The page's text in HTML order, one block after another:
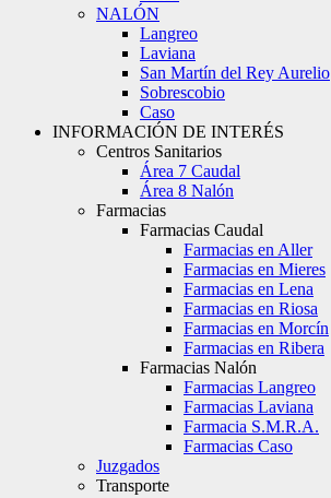
NALÓN
Langreo
Laviana
San Martín del Rey Aurelio
Sobrescobio
Caso
INFORMACIÓN DE INTERÉS
Centros Sanitarios
Área 7 Caudal
Área 8 Nalón
Farmacias
Farmacias Caudal
Farmacias en Aller
Farmacias en Mieres
Farmacias en Lena
Farmacias en Riosa
Farmacias en Morcín
Farmacias en Ribera
Farmacias Nalón
Farmacias Langreo
Farmacias Laviana
Farmacia S.M.R.A.
Farmacias Caso
Juzgados
Transporte